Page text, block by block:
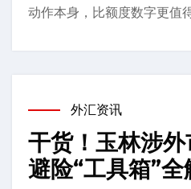
动作本身，比额度数字更值
外汇资讯
干货！玉林涉
避险“工具箱”全